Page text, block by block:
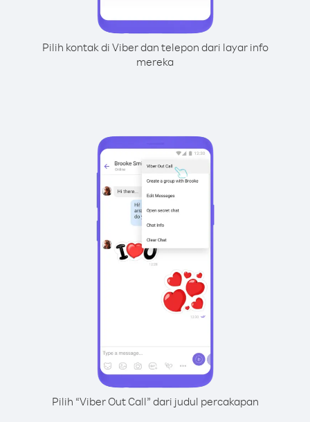
Pilih kontak di Viber dan telepon dari layar info
mereka
Pilih “Viber Out Call” dari judul percakapan